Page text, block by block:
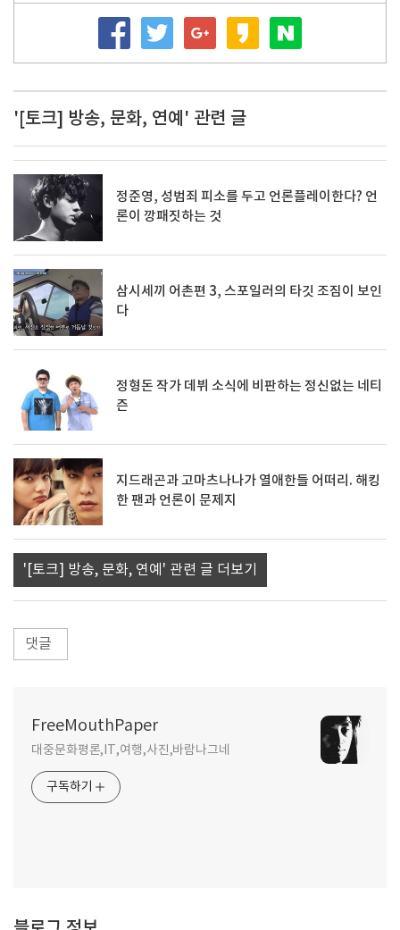
'[토크] 방송, 문화, 연예' 관련 글
정준영, 성범죄 피소를 두고 언론플레이한다? 언
론이 깡패짓하는 것
삼시세끼 어촌편 3, 스포일러의 타깃 조짐이 보인
다
정형돈 작가 데뷔 소식에 비판하는 정신없는 네티
즌
지드래곤과 고마츠나나가 열애한들 어떠리. 해킹
한 팬과 언론이 문제지
'[토크] 방송, 문화, 연예' 관련 글 더보기
댓글
FreeMouthPaper
대중문화평론,IT,여행,사진,바람나그네
구독하기